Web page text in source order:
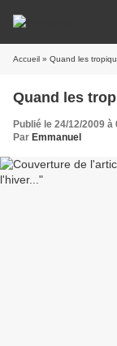
Accueil » Quand les
Quand les
Publié le 24/12/2009 à
Par Emmanuel